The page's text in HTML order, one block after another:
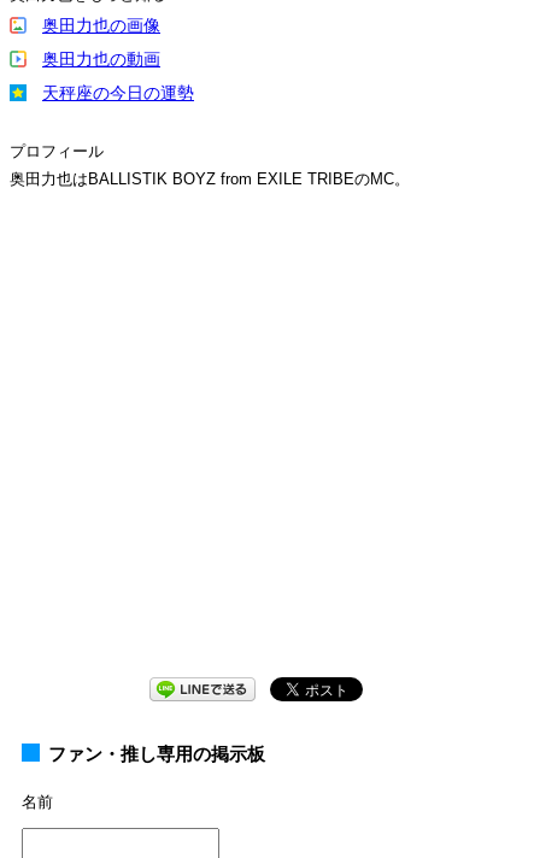
奥田力也の画像
奥田力也の動画
天秤座の今日の運勢
プロフィール
奥田力也はBALLISTIK BOYZ from EXILE TRIBEのMC。
ファン・推し専用の掲示板
名前